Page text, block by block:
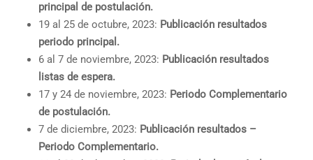
principal de postulación.
19 al 25 de octubre, 2023: Publicación resultados
periodo principal.
6 al 7 de noviembre, 2023: Publicación resultados
listas de espera.
17 y 24 de noviembre, 2023: Periodo Complementario
de postulación.
7 de diciembre, 2023: Publicación resultados –
Periodo Complementario.